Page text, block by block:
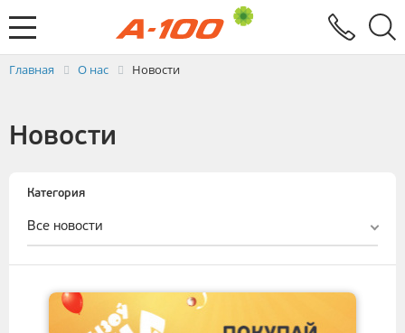
Услуги
Электронный документооборот
Заявка на выставление ЭСЧФ
Главная О нас Новости
Новости
Категория
Все новости